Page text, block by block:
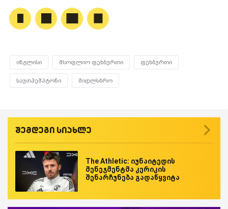
ინგლისი მსოფლიო ფეხბურთი ფეხბურთი
საუთჰემპტონი მიდლსბრო
შემდეგი სიახლე
The Athletic: იუნაიტედის
მენეჯმენტმა კერიკის
შენარჩუნება გადაწყვიტა